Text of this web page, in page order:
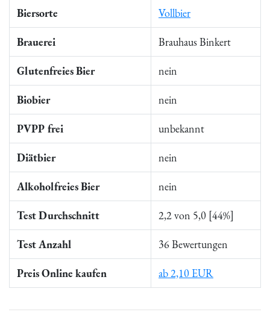
Biersorte Vollbier
Brauerei Brauhaus Binkert
Glutenfreies Bier nein
Biobier nein
PVPP frei unbekannt
Diätbier nein
Alkoholfreies Bier nein
Test Durchschnitt 2,2 von 5,0 [44%]
Test Anzahl 36 Bewertungen
Preis Online kaufen ab 2,10 EUR